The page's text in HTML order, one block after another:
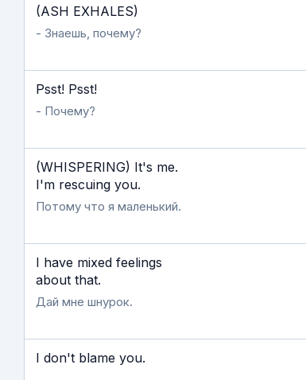
(ASH EXHALES)
- Знаешь, почему?
Psst! Psst!
- Почему?
(WHISPERING) It's me.
I'm rescuing you.
Потому что я маленький.
I have mixed feelings
about that.
Дай мне шнурок.
I don't blame you.